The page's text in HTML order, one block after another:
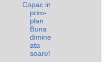
Copac in
prim-
plan.
Buna
dimine
ata
soare!